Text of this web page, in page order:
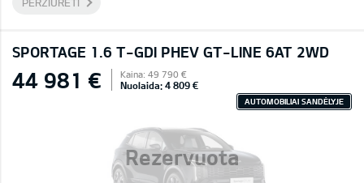
SPORTAGE 1.6 T-GDI PHEV GT-LINE 6AT 2WD
Rezervuota
44 981 € Kaina: 49 790 €
Nuolaida: 4 809 €
AUTOMOBILIAI SANDĖLYJE